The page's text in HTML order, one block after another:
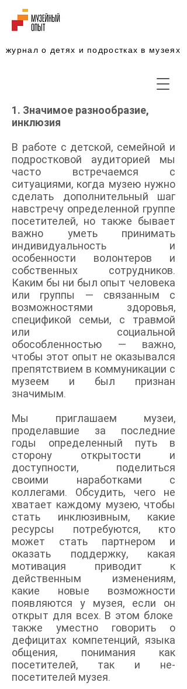
журнал о детях и подростках в музеях
1. Значимое разнообразие,
инклюзия
В работе с детской, семейной и
подростковой аудиторией мы
часто встречаемся с
ситуациями, когда музею нужно
сделать дополнительный шаг
навстречу определенной группе
посетителей, но также бывает
важно уметь принимать
индивидуальность и
особенности волонтеров и
собственных сотрудников.
Каким бы ни был опыт человека
или группы — связанным с
возможностями здоровья,
спецификой семьи, с травмой
или социальной
обособленностью — важно,
чтобы этот опыт не оказывался
препятствием в коммуникации с
музеем и был признан
значимым.
Мы приглашаем музеи,
проделавшие за последние
годы определенный путь в
сторону открытости и
доступности, поделиться
своими наработками с
коллегами. Обсудить, чего не
хватает каждому музею, чтобы
стать инклюзивным, какие
ресурсы потребуются, кто
может стать партнером и
оказать поддержку, какая
мотивация приводит к
действенным изменениям,
какие новые возможности
появляются у музея, если он
открыт для всех. В этом блоке
также уместно говорить о
дефицитах компетенций, языка
общения, понимания как
посетителей, так и не-
посетителей музея.